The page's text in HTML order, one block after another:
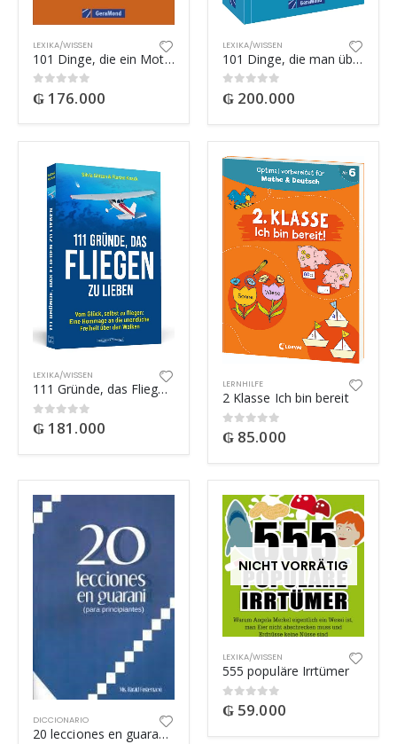
LEXIKA/WISSEN
101 Dinge, die ein Motorrad-Liebhaber wissen muss!
0out of 5
₲ 176.000
LEXIKA/WISSEN
101 Dinge, die man über Youngtimer wissen muss
0out of 5
₲ 200.000
LEXIKA/WISSEN
111 Gründe, das Fliegen zu lieben
0out of 5
₲ 181.000
LERNHILFE
2 Klasse Ich bin bereit
0out of 5
₲ 85.000
DICCIONARIO
20 lecciones en guarani (para principiantes)
NICHT VORRÄTIG
LEXIKA/WISSEN
555 populäre Irrtümer
0out of 5
₲ 59.000